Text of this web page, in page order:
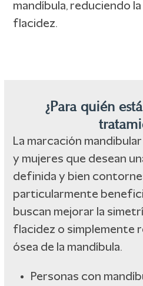
mandíbula, reduciendo
flacidez.
¿Para quién
La marcación
y mujeres que desean
definida y bien
particularmente
buscan mejorar la
flacidez o simplemente
ósea de la mandíbula.
Personas con